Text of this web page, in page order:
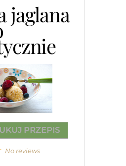
jaglana
PRZEPIS
No reviews